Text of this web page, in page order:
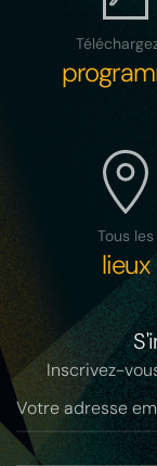
Tous les
lieux
Inscrivez-